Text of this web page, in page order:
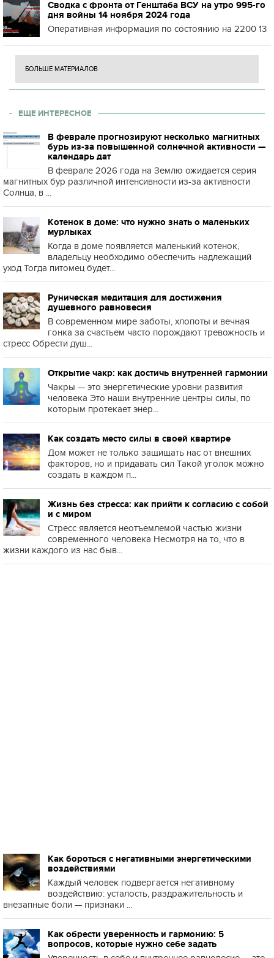
Сводка с фронта от Генштаба ВСУ на утро 995-го
дня войны 14 ноября 2024 года
Оперативная информация по состоянию на 2200 13
БОЛЬШЕ МАТЕРИАЛОВ
ЕЩЕ ИНТЕРЕСНОЕ
В феврале прогнозируют несколько магнитных
бурь из-за повышенной солнечной активности —
календарь дат
В феврале 2026 года на Землю ожидается серия
магнитных бур различной интенсивности из-за активности
Солнца, в ...
Котенок в доме: что нужно знать о маленьких
мурлыках
Когда в доме появляется маленький котенок,
владельцу необходимо обеспечить надлежащий
уход Тогда питомец будет...
Руническая медитация для достижения
душевного равновесия
В современном мире заботы, хлопоты и вечная
гонка за счастьем часто порождают тревожность и
стресс Обрести душ...
Открытие чакр: как достичь внутренней гармонии
Чакры — это энергетические уровни развития
человека Это наши внутренние центры силы, по
которым протекает энер...
Как создать место силы в своей квартире
Дом может не только защищать нас от внешних
факторов, но и придавать сил Такой уголок можно
создать в каждом п...
Жизнь без стресса: как прийти к согласию с собой
и с миром
Стресс является неотъемлемой частью жизни
современного человека Несмотря на то, что в
жизни каждого из нас быв...
Как бороться с негативными энергетическими
воздействиями
Каждый человек подвергается негативному
воздействию: усталость, раздражительность и
внезапные боли — признаки ...
Как обрести уверенность и гармонию: 5
вопросов, которые нужно себе задать